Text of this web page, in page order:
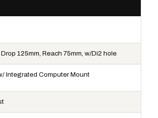
125mm, Reach 75mm, w/Di2 hole
Integrated Computer Mount